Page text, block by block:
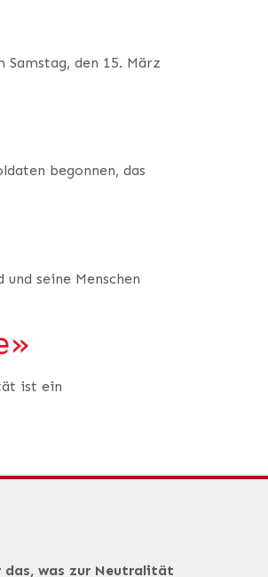
den 15. März
begonnen, das
seine Menschen
ist ein
das, was zur Neutralität